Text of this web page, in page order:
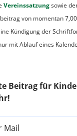
Vereinssatzungsowie
von momentan
Kündigung der
mit Ablauf eines
Beitrag für
Mail